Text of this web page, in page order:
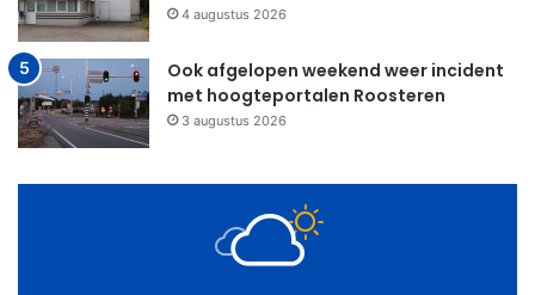
4 augustus 2026
Ook afgelopen weekend weer incident
met hoogteportalen Roosteren
3 augustus 2026